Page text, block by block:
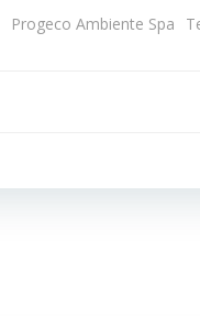
Progeco Ambiente Spa